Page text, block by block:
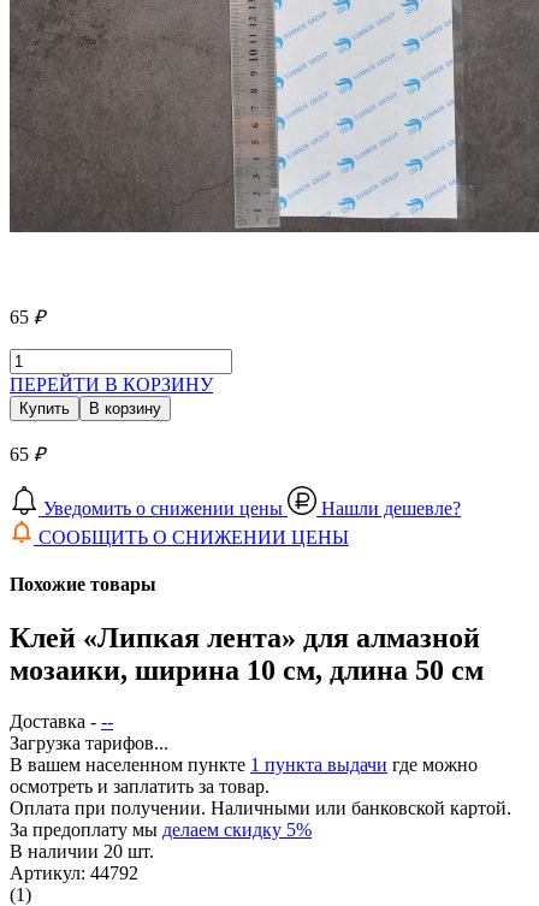
65 ₽
ПЕРЕЙТИ В КОРЗИНУ
Купить В корзину
65 ₽
Уведомить о снижении цены
Нашли дешевле?
СООБЩИТЬ О СНИЖЕНИИ ЦЕНЫ
Похожие товары
Клей «Липкая лента» для алмазной
мозаики, ширина 10 см, длина 50 см
Доставка - --
Загрузка тарифов...
В вашем населенном пункте 1 пункта выдачи где можно
осмотреть и заплатить за товар.
Оплата при получении. Наличными или банковской картой.
За предоплату мы делаем скидку 5%
В наличии 20 шт.
Артикул: 44792
(1)